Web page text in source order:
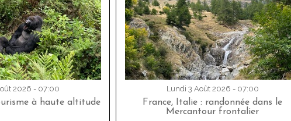
2026 - 07:00
à haute altitude
Lundi 3 Août 2026 - 07:00
France, Italie : randonnée dans le
Mercantour frontalier